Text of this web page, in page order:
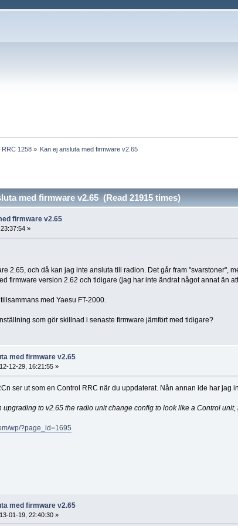
RRC 1258 » Kan ej ansluta med firmware v2.65
med firmware v2.65 (Read 21915 times)
firmware v2.65
»
2.65, och då kan jag inte ansluta till radion. Det går fram "svarstoner",
firmware version 2.62 och tidigare (jag har inte ändrat något annat än
med Yaesu FT-2000.
som gör skillnad i senaste firmware jämfört med tidigare?
med firmware v2.65
12-29, 16:21:55 »
ser ut som en Control RRC när du uppdaterat. Nån annan ide har jag
upgrading to v2.65 the radio unit change config to look like a Control
wp/?page_id=1695
med firmware v2.65
01-19, 22:40:30 »